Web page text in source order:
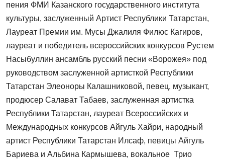
пения ФМИ Казанского государственного института
культуры, заслуженный Артист Республики Татарстан,
Лауреат Премии им. Мусы Джалиля Филюс Кагиров,
лауреат и победитель всероссийских конкурсов Рустем
Насыбуллин ансамбль русский песни «Ворожея» под
руководством заслуженной артисткой Республики
Татарстан Элеоноры Калашниковой, певец, музыкант,
продюсер Салават Табаев, заслуженная артистка
Республики Татарстан, лауреат Всероссийских и
Международных конкурсов Айгуль Хайри, народный
артист Республики Татарстан Илсаф, певицы Айгуль
Бариева и Альбина Кармышева, вокальное Трио